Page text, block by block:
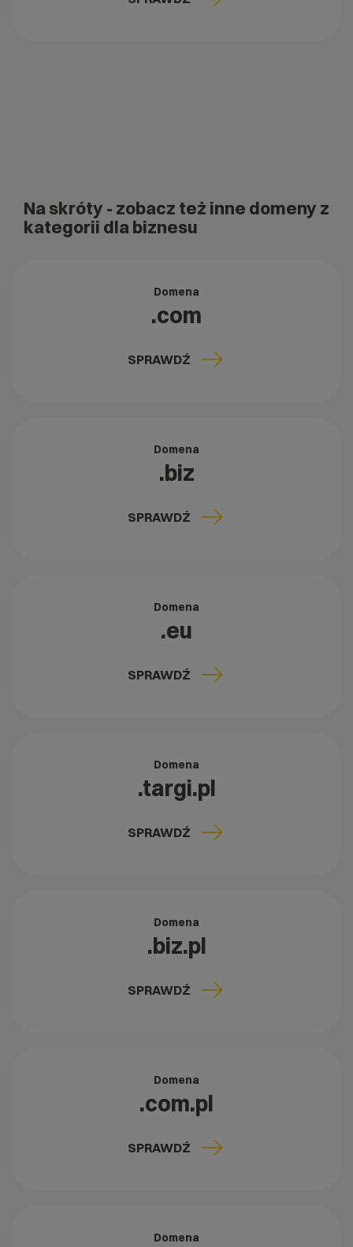
Na skróty - zobacz też inne domeny z
kategorii dla biznesu
Domena
.com
SPRAWDŹ
Domena
.biz
SPRAWDŹ
Domena
.eu
SPRAWDŹ
Domena
.targi.pl
SPRAWDŹ
Domena
.biz.pl
SPRAWDŹ
Domena
.com.pl
SPRAWDŹ
Domena